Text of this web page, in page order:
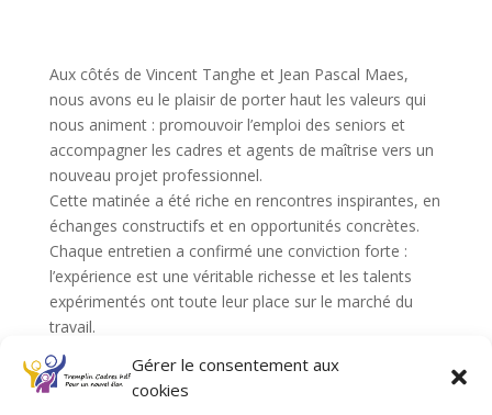
Gérer le consentement aux
cookies
Aux côtés de Vincent Tanghe et Jean Pascal Maes,
nous avons eu le plaisir de porter haut les valeurs qui
nous animent : promouvoir l’emploi des seniors et
accompagner les cadres et agents de maîtrise vers un
nouveau projet professionnel.
Cette matinée a été riche en rencontres inspirantes, en
échanges constructifs et en opportunités concrètes.
Chaque entretien a confirmé une conviction forte :
l’expérience est une véritable richesse et les talents
expérimentés ont toute leur place sur le marché du
travail.
À travers des entretiens individuels, nous avons
présenté notre mission avec enthousiasme : offrir aux
cadres en transition un accompagnement